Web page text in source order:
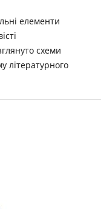
елементи
схеми
літературного